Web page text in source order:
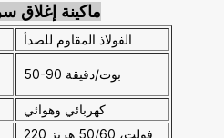
ماكينة إغلاق
الفولاذ المقاوم للصدأ
50-90 بوت/دقيقة
كهربائي وهوائي
220 فولت، 50/60 هرتز